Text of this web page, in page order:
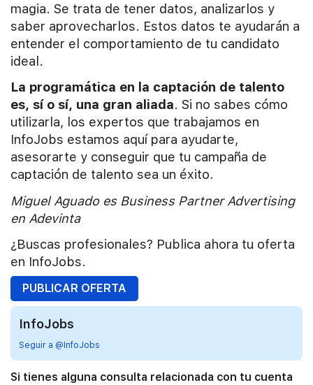
magia. Se trata de tener datos, analizarlos y
saber aprovecharlos. Estos datos te ayudarán a
entender el comportamiento de tu candidato
ideal.
La programática en la captación de talento
es, sí o sí, una gran aliada. Si no sabes cómo
utilizarla, los expertos que trabajamos en
InfoJobs estamos aquí para ayudarte,
asesorarte y conseguir que tu campaña de
captación de talento sea un éxito.
Miguel Aguado es Business Partner Advertising
en Adevinta
¿Buscas profesionales? Publica ahora tu oferta
en InfoJobs.
PUBLICAR OFERTA
InfoJobs
Seguir a @InfoJobs
Si tienes alguna consulta relacionada con tu cuenta